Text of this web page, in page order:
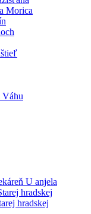
Morica
Váhu
U anjela
hradskej
hradskej